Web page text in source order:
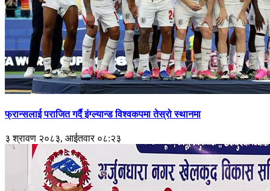
फ्रान्सलाई पराजित गर्दै इंग्ल्यान्ड विश्वकपमा तेस्रो स्थानमा
३ श्रावण २०८३, आईतवार ०८:२३